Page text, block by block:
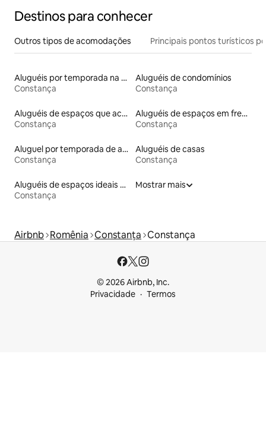
Destinos para conhecer
Outros tipos de acomodações Principais pontos turísticos
Aluguéis por temporada na orla
Constança
Aluguéis de condomínios
Constança
Aluguéis de espaços que aceitam animais de estimação
Constança
Aluguéis de espaços em frente à praia
Constança
Aluguel por temporada de apart-hotéis
Constança
Aluguéis de casas
Constança
Aluguéis de espaços ideais para famílias
Constança
Mostrar mais
Airbnb Romênia Constanța Constança
© 2026 Airbnb, Inc.
Privacidade
Termos